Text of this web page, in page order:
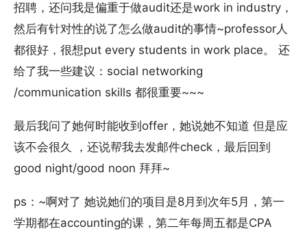
招聘，还问我是偏重于做audit还是work in industry，
然后有针对性的说了怎么做audit的事情~professor人
都很好，很想put every students in work place。 还
给了我一些建议：social networking
/communication skills 都很重要~~~
最后我问了她何时能收到offer，她说她不知道 但是应
该不会很久 ，还说帮我去发邮件check，最后回到
good night/good noon 拜拜~
ps：~啊对了 她说她们的项目是8月到次年5月，第一
学期都在accounting的课，第二年每周五都是CPA